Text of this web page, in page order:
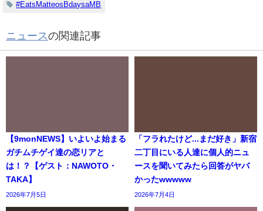
#EatsMatteosBdaysaMB
ニュースの関連記事
【9monNEWS】いよいよ始まる
ガチムチゲイ達の恋リアと
は！？【ゲスト：NAWOTO・
TAKA】
2026年7月5日
「フラれたけど...まだ好き」新宿
二丁目にいる人達に個人的ニュ
ースを聞いてみたら回答がヤバ
かったwwwww
2026年7月4日